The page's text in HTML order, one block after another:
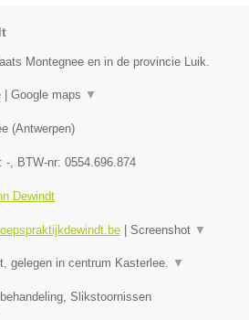
Montegnee en in de provincie Luik.
Google maps ▼
(Antwerpen)
- , BTW-nr: 0554.696.874
Dewindt
Screenshot ▼
gelegen in centrum Kasterlee. ▼
Slikstoornissen